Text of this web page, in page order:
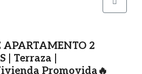
APARTAMENTO 2
| Terraza |
Promovida🔥